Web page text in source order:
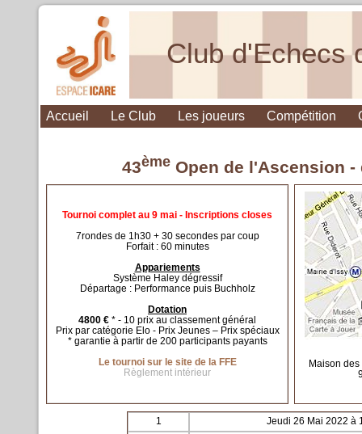
Club d'Echecs
1
Jeudi 26 Mai 2022 à
Maison des
Tournoi complet au 9 mai - Inscriptions closes
7rondes de 1h30 + 30 secondes par coup
Forfait : 60 minutes
Appariements
Système Haley dégressif
Départage : Performance puis Buchholz
Dotation
4800 € * - 10 prix au classement général
Prix par catégorie Elo - Prix Jeunes – Prix spéciaux
* garantie à partir de 200 participants payants
Le tournoi sur le site de la FFE
Règlement intérieur
43ème Open de l'Ascension -
Accueil Le Club Les joueurs Compétition